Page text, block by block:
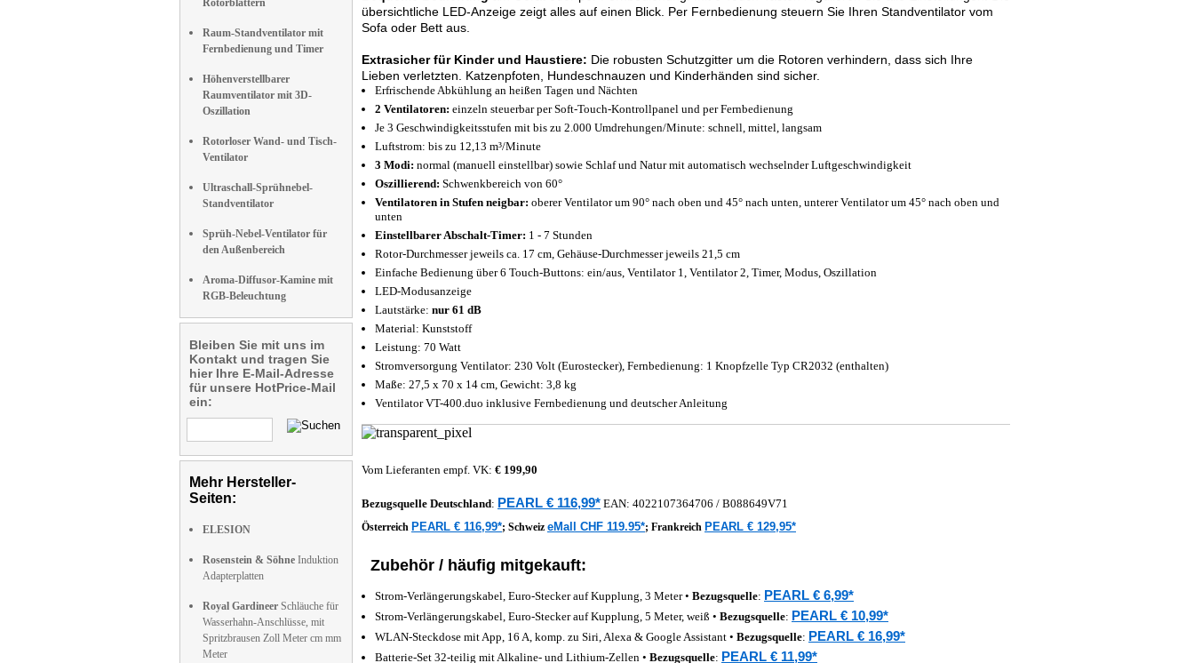
Rotorblättern
Raum-Standventilator mit
Fernbedienung und Timer
Höhenverstellbarer
Raumventilator mit 3D-
Oszillation
Rotorloser Wand- und Tisch-
Ventilator
Ultraschall-Sprühnebel-
Standventilator
Sprüh-Nebel-Ventilator für
den Außenbereich
Aroma-Diffusor-Kamine mit
RGB-Beleuchtung
Bleiben Sie mit uns im
Kontakt und tragen Sie
hier Ihre E-Mail-Adresse
für unsere HotPrice-Mail
ein:
Mehr Hersteller-
Seiten:
ELESION
Rosenstein & Söhne Induktion
Adapterplatten
Royal Gardineer Schläuche für
Wasserhahn-Anschlüsse, mit
Spritzbrausen Zoll Meter cm mm
Meter
übersichtliche LED-Anzeige zeigt alles auf einen Blick. Per Fernbedienung steuern Sie Ihren Standventilator vom
Sofa oder Bett aus.
Extrasicher für Kinder und Haustiere: Die robusten Schutzgitter um die Rotoren verhindern, dass sich Ihre
Lieben verletzten. Katzenpfoten, Hundeschnauzen und Kinderhänden sind sicher.
Erfrischende Abkühlung an heißen Tagen und Nächten
2 Ventilatoren: einzeln steuerbar per Soft-Touch-Kontrollpanel und per Fernbedienung
Je 3 Geschwindigkeitsstufen mit bis zu 2.000 Umdrehungen/Minute: schnell, mittel, langsam
Luftstrom: bis zu 12,13 m³/Minute
3 Modi: normal (manuell einstellbar) sowie Schlaf und Natur mit automatisch wechselnder Luftgeschwindigkeit
Oszillierend: Schwenkbereich von 60°
Ventilatoren in Stufen neigbar: oberer Ventilator um 90° nach oben und 45° nach unten, unterer Ventilator um 45° nach oben und
unten
Einstellbarer Abschalt-Timer: 1 - 7 Stunden
Rotor-Durchmesser jeweils ca. 17 cm, Gehäuse-Durchmesser jeweils 21,5 cm
Einfache Bedienung über 6 Touch-Buttons: ein/aus, Ventilator 1, Ventilator 2, Timer, Modus, Oszillation
LED-Modusanzeige
Lautstärke: nur 61 dB
Material: Kunststoff
Leistung: 70 Watt
Stromversorgung Ventilator: 230 Volt (Eurostecker), Fernbedienung: 1 Knopfzelle Typ CR2032 (enthalten)
Maße: 27,5 x 70 x 14 cm, Gewicht: 3,8 kg
Ventilator VT-400.duo inklusive Fernbedienung und deutscher Anleitung
Vom Lieferanten empf. VK: € 199,90
Bezugsquelle Deutschland: PEARL € 116,99* EAN: 4022107364706 / B088649V71
Österreich PEARL € 116,99*; Schweiz eMall CHF 119.95*; Frankreich PEARL € 129,95*
Zubehör / häufig mitgekauft:
Strom-Verlängerungskabel, Euro-Stecker auf Kupplung, 3 Meter • Bezugsquelle: PEARL € 6,99*
Strom-Verlängerungskabel, Euro-Stecker auf Kupplung, 5 Meter, weiß • Bezugsquelle: PEARL € 10,99*
WLAN-Steckdose mit App, 16 A, komp. zu Siri, Alexa & Google Assistant • Bezugsquelle: PEARL € 16,99*
Batterie-Set 32-teilig mit Alkaline- und Lithium-Zellen • Bezugsquelle: PEARL € 11,99*